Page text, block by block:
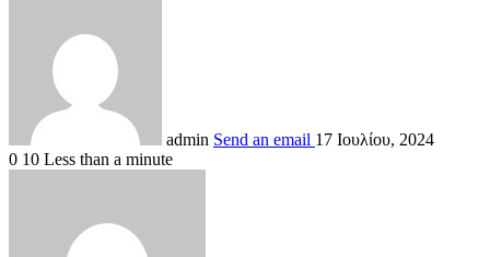
admin Send an email 17 Ιουλίου, 2024
0 10 Less than a minute